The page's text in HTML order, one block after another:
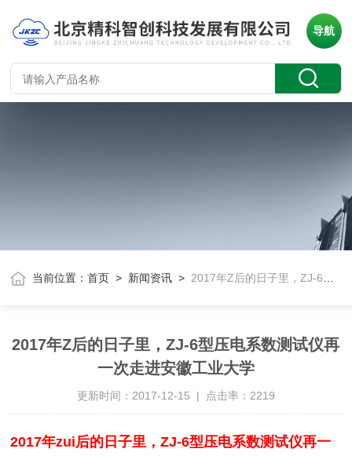
导航
当前位置：首页 > 新闻资讯 > 2017年Z后的日子里，ZJ-6型压电系数测试仪再一次走进安徽工业大学
2017年Z后的日子里，ZJ-6型压电系数测试仪再
一次走进安徽工业大学
更新时间：2017-12-15 | 点击率：2219
2017年zui后的日子里，ZJ-6型压电系数测试仪再一